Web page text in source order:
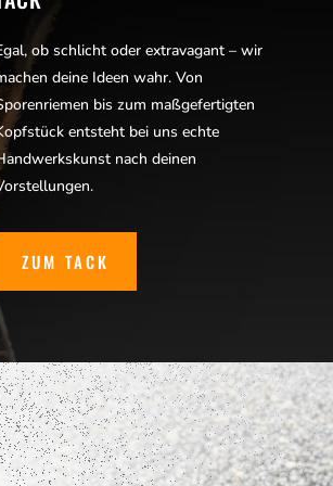
ob schlicht oder extravagant – wir
deine Ideen wahr. Von
bis zum maßgefertigten
entsteht bei uns echte
nach deinen
ZUM TACK